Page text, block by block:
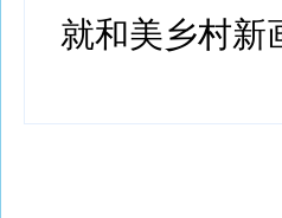
就和美乡村新